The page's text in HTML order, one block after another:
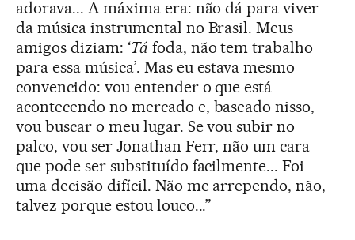
adorava... A máxima era: não dá para viver
da música instrumental no Brasil. Meus
amigos diziam: ‘Tá foda, não tem trabalho
para essa música’. Mas eu estava mesmo
convencido: vou entender o que está
acontecendo no mercado e, baseado nisso,
vou buscar o meu lugar. Se vou subir no
palco, vou ser Jonathan Ferr, não um cara
que pode ser substituído facilmente... Foi
uma decisão difícil. Não me arrependo, não,
talvez porque estou louco...”